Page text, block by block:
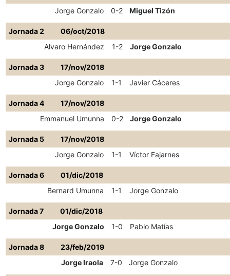
Jorge Gonzalo
0-2 Miguel Tizón
Jornada 2
06/oct/2018
Alvaro Hernández
1-2 Jorge Gonzalo
Jornada 3
17/nov/2018
Jorge Gonzalo
1-1 Javier Cáceres
Jornada 4
17/nov/2018
Emmanuel Umunna
0-2 Jorge Gonzalo
Jornada 5
17/nov/2018
Jorge Gonzalo
1-1 Víctor Fajarnes
Jornada 6
01/dic/2018
Bernard Umunna
1-1 Jorge Gonzalo
Jornada 7
01/dic/2018
Jorge Gonzalo
1-0 Pablo Matías
Jornada 8
23/feb/2019
Jorge Iraola
7-0 Jorge Gonzalo